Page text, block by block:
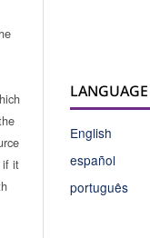
if it
LANGUAGE
English
español
português